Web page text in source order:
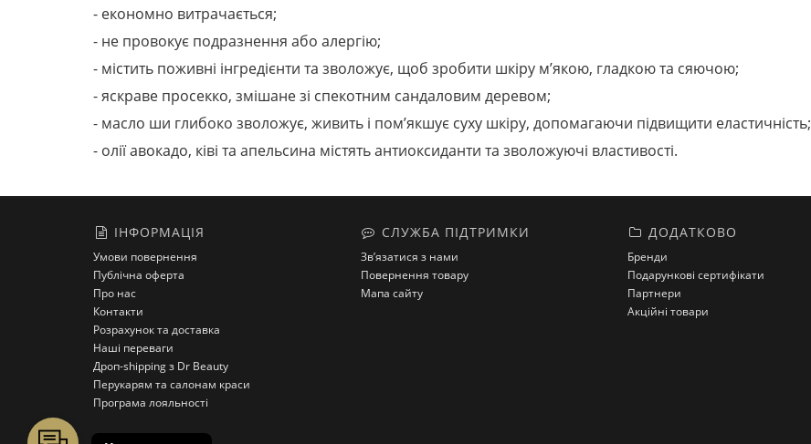
- економно витрачається;
- не провокує подразнення або алергію;
- містить поживні інгредієнти та зволожує, щоб зробити шкіру м’якою, гладкою та сяючою;
- яскраве просекко, змішане зі спекотним сандаловим деревом;
- масло ши глибоко зволожує, живить і пом’якшує суху шкіру, допомагаючи підвищити еластичність;
- олії авокадо, ківі та апельсина містять антиоксиданти та зволожуючі властивості.
ІНФОРМАЦІЯ
Умови повернення
Публічна оферта
Про нас
Контакти
Розрахунок та доставка
Наші переваги
Дроп-shipping з Dr Beauty
Перукарям та салонам краси
Програма лояльності
СЛУЖБА ПІДТРИМКИ
Зв’язатися з нами
Повернення товару
Мапа сайту
ДОДАТКОВО
Бренди
Подарункові сертифікати
Партнери
Акційні товари